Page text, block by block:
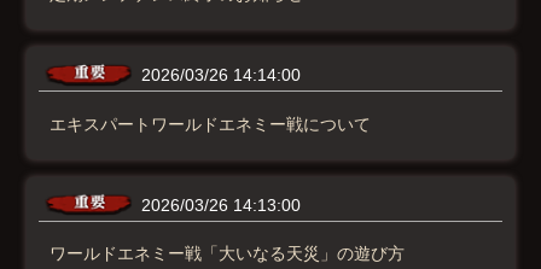
2026/03/26 14:14:00
エキスパートワールドエネミー戦について
2026/03/26 14:13:00
ワールドエネミー戦「大いなる天災」の遊び方